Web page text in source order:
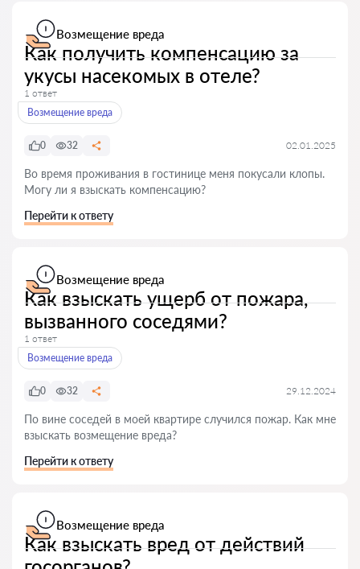
Возмещение вреда
Как получить компенсацию за
укусы насекомых в отеле?
1 ответ
Возмещение вреда
0 32 02.01.2025
Во время проживания в гостинице меня покусали клопы.
Могу ли я взыскать компенсацию?
Перейти к ответу
Возмещение вреда
Как взыскать ущерб от пожара,
вызванного соседями?
1 ответ
Возмещение вреда
0 32 29.12.2024
По вине соседей в моей квартире случился пожар. Как мне
взыскать возмещение вреда?
Перейти к ответу
Возмещение вреда
Как взыскать вред от действий